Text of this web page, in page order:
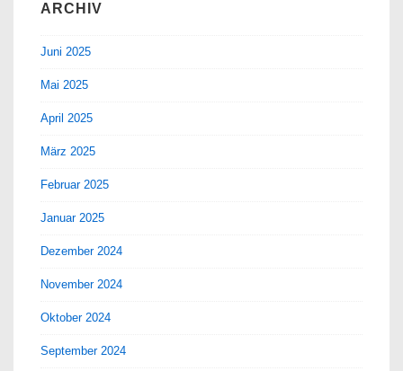
ARCHIV
Juni 2025
Mai 2025
April 2025
März 2025
Februar 2025
Januar 2025
Dezember 2024
November 2024
Oktober 2024
September 2024